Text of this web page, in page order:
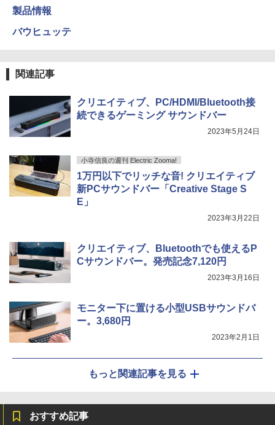
製品情報
バウヒュッテ
関連記事
クリエイティブ、PC/HDMI/Bluetooth接
続できるゲーミング サウンドバー
2023年5月24日
小寺信良の週刊 Electric Zooma!
1万円以下でリッチな音! クリエイティブ
新PCサウンドバー「Creative Stage S
E」
2023年3月22日
クリエイティブ、Bluetoothでも使えるP
Cサウンドバー。発売記念7,120円
2023年3月16日
モニター下に置ける小型USBサウンドバ
ー。3,680円
2023年2月1日
もっと関連記事を見る
おすすめ記事